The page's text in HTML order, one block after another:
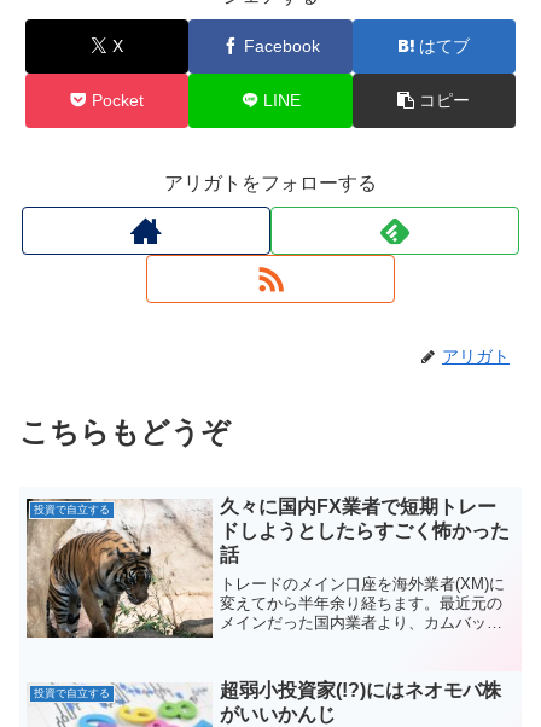
X Facebook はてブ
Pocket LINE コピー
アリガトをフォローする
アリガト
こちらもどうぞ
投資で自立する
久々に国内FX業者で短期トレー
ドしようとしたらすごく怖かった
話
トレードのメイン口座を海外業者(XM)に
変えてから半年余り経ちます。最近元の
メインだった国内業者より、カムバック
投資で自立する
超弱小投資家(!?)にはネオモバ株
がいいかんじ